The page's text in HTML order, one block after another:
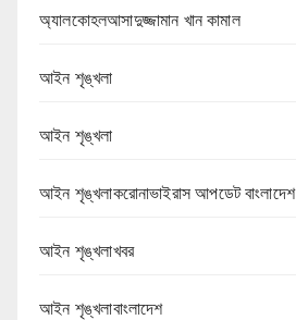
অ্যালকোহলআসাদুজ্জামান খান কামাল
আইন শৃঙ্খলা
আইন শৃঙ্খলা
আইন শৃঙ্খলাকরোনাভাইরাস আপডেট বাংলাদেশ
আইন শৃঙ্খলাখবর
আইন শৃঙ্খলাবাংলাদেশ